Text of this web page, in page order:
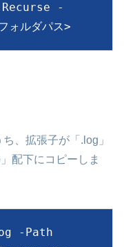
-Recurse -
ルダパス>
、拡張子が「.log」
配下にコピーしま
-Path